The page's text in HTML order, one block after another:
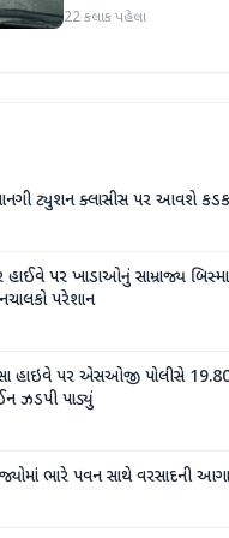
રસ્તાથી વાહનચાલકો
22 કલાક પહેલા
ટ્યુશન ક્લાસીસ પર આવશે કડક
હાઈવે પર ખાડાઓનું સામ્રાજ્ય
પરેશાન
હાઇવે પર એસઓજી પોલીસે
ઝડપી પાડ્યું
ભારે પવન સાથે વરસાદની